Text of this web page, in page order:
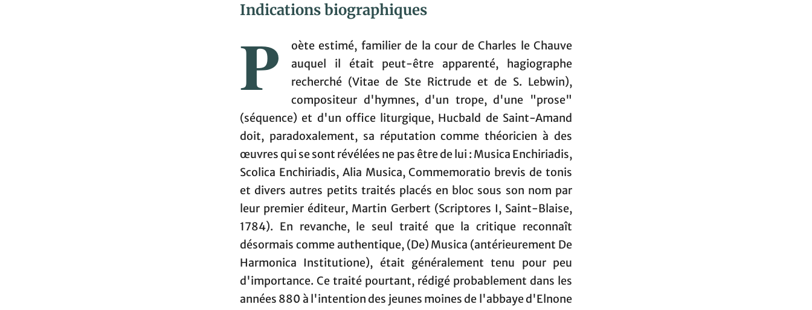
Indications biographiques
P
oète estimé, familier de la cour de Charles le Chauve
auquel il était peut-être apparenté, hagiographe
recherché (Vitae de Ste Rictrude et de S. Lebwin),
compositeur d'hymnes, d'un trope, d'une "prose"
(séquence) et d'un office liturgique, Hucbald de Saint-Amand
doit, paradoxalement, sa réputation comme théoricien à des
œuvres qui se sont révélées ne pas être de lui : Musica Enchiriadis,
Scolica Enchiriadis, Alia Musica, Commemoratio brevis de tonis
et divers autres petits traités placés en bloc sous son nom par
leur premier éditeur, Martin Gerbert (Scriptores I, Saint-Blaise,
1784). En revanche, le seul traité que la critique reconnaît
désormais comme authentique, (De) Musica (antérieurement De
Harmonica Institutione), était généralement tenu pour peu
d'importance. Ce traité pourtant, rédigé probablement dans les
années 880 à l'intention des jeunes moines de l'abbaye d'Elnone